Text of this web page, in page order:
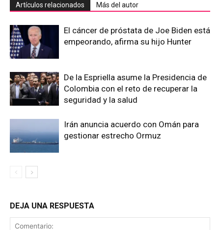
Artículos relacionados Más del autor
El cáncer de próstata de Joe Biden está
empeorando, afirma su hijo Hunter
De la Espriella asume la Presidencia de
Colombia con el reto de recuperar la
seguridad y la salud
Irán anuncia acuerdo con Omán para
gestionar estrecho Ormuz
DEJA UNA RESPUESTA